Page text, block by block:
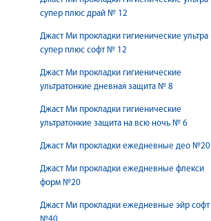
супер плюс драй № 12
Джаст Ми прокладки гигиенические ультра
супер плюс софт № 12
Джаст Ми прокладки гигиенические
ультратонкие дневная защита № 8
Джаст Ми прокладки гигиенические
ультратонкие защита на всю ночь № 6
Джаст Ми прокладки ежедневные део №20
Джаст Ми прокладки ежедневные флекси
форм №20
Джаст Ми прокладки ежедневные эйр софт